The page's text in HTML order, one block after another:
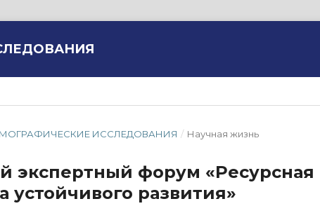
ИССЛЕДОВАНИЯ / Научная жизнь
экспертный форум «Ресурсная
устойчивого развития»